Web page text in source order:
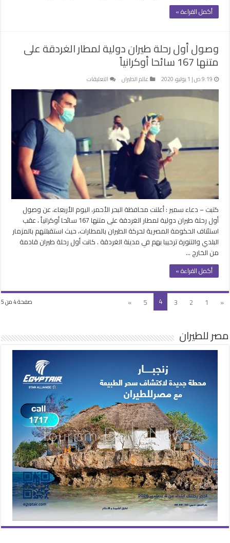
أكمل القراءة »
وصول أول رحلة طيران دولية لمطار الغردقة على
متنها 167 سائحا أوكرانياً
9:19 ص | 1 يوليو، 2020 عالم الطيران التعليقات
وصول
أول
طيران
لمطار
الغردقة
على
متنها
167
سائحا
أوكرانياً
مغلقة
كتبت – دعاء سمير : أعلنت محافظة البحر الأحمر، اليوم الأربعاء، عن وصول
أول رحلة طيران دولية لمطار الغردقة على متنها 167 سائحا أوكرانياً ، عقب
استئناف الحكومة المصرية لحركة الطيران بالمطارات، حيث استقبلتهم بالمزمار
البلدي والتنورة ترحيبا بهم في مدينة الغردقة . كانت أول رحلة طيران قادمة
من الخارج …
أكمل القراءة »
صفحة 4 من 5 «
1
2
3
4
5
»
مصر للطيران